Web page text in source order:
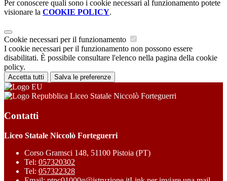
Per conoscere quali sono i cookie necessari al funzionamento potete
visionare la COOKIE POLICY.
Cookie necessari per il funzionamento
I cookie necessari per il funzionamento non possono essere
disabilitati. È possibile consultare l'elenco nella pagina della cookie
policy.
Accetta tutti Salva le preferenze
Liceo Statale Niccolò Forteguerri
Contatti
Liceo Statale Niccolò Forteguerri
Corso Gramsci 148, 51100 Pistoia (PT)
Tel: 057320302
Tel: 057322328